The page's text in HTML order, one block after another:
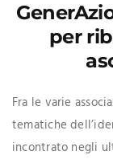
per
Fra le varie
tematiche
incontrato negli